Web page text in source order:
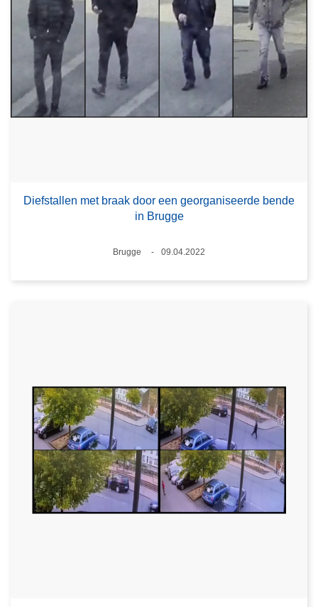
Diefstallen met braak door een georganiseerde bende
in Brugge
Plaats
Brugge
09.04.2022